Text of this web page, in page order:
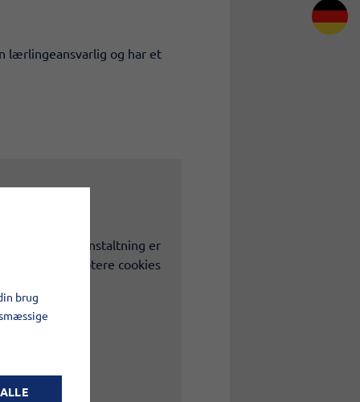
lærlingeansvarlig og har et
Denne foranstaltning er
ved at acceptere cookies
brug